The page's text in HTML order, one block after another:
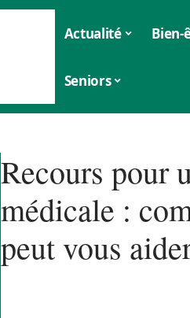
Actualité Bien-
Seniors
Recours pour
médicale :
peut vous